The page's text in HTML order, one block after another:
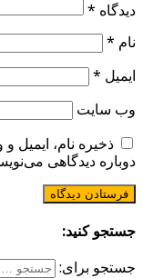
دیدگاه *
نام *
ایمیل *
وب‌ سایت
ذخیره نام، ایمیل
دوباره دیدگاهی
جستجو کنید:
جستجو برای: